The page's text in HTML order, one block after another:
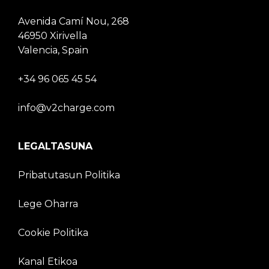
Avenida Camí Nou, 268
46950 Xirivella
Valencia, Spain
+34 96 065 45 54
info@v2charge.com
LEGALTASUNA
Pribatutasun Politika
Lege Oharra
Cookie Politika
Kanal Etikoa